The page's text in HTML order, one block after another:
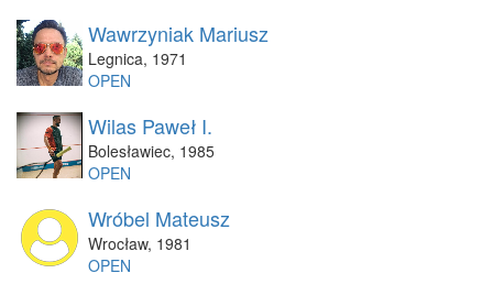
Wawrzyniak Mariusz
Legnica, 1971
OPEN
Wilas Paweł I.
Bolesławiec, 1985
OPEN
Wróbel Mateusz
Wrocław, 1981
OPEN